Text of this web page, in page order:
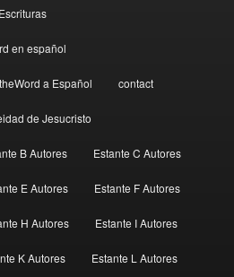
en español
a Español contact
de Jesucristo
B Autores Estante C Autores
E Autores Estante F Autores
H Autores Estante I Autores
K Autores Estante L Autores